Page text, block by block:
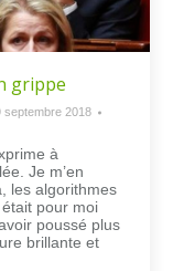
grippe
septembre 2018
à
Je m’en
les algorithmes
pour moi
poussé plus
brillante et